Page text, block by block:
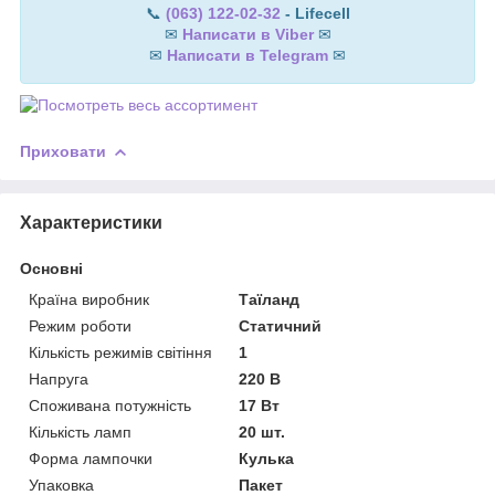
📞 (063) 122-02-32 - Lifecell
✉ Написати в Viber ✉
✉ Написати в Telegram ✉
Приховати
Характеристики
Основні
Країна виробник
Таїланд
Режим роботи
Статичний
Кількість режимів світіння
1
Напруга
220 В
Споживана потужність
17 Вт
Кількість ламп
20 шт.
Форма лампочки
Кулька
Упаковка
Пакет